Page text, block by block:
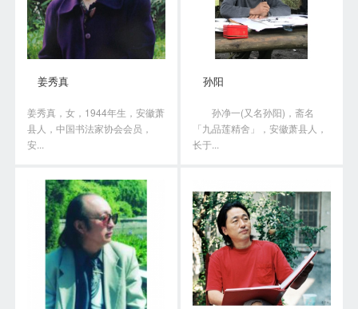
姜秀真
姜秀真，女，1944年生，安徽萧
县人，中国书法家协会会员，
安...
孙阳
孙净一(又名孙阳)，斋名
「九品莲精舍」，安徽萧县人，
长于...